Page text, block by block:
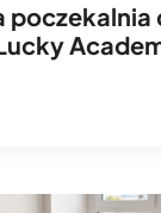
poczekalnia